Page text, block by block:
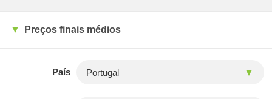
Preços finais médios
País